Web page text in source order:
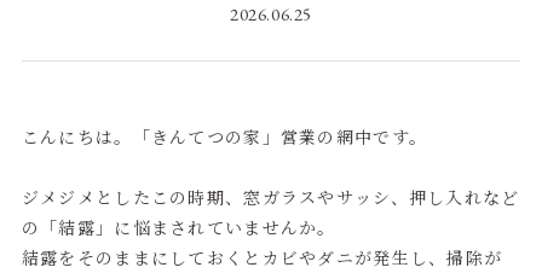
2026.06.25
こんにちは。「きんてつの家」営業の網中です。
ジメジメとしたこの時期、窓ガラスやサッシ、押し入れなど
の「結露」に悩まされていませんか。
結露をそのままにしておくとカビやダニが発生し、掃除が